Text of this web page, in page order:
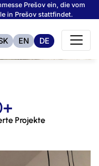
Prešov ein, die vom
in Prešov stattfindet.
EN DE
Projekte